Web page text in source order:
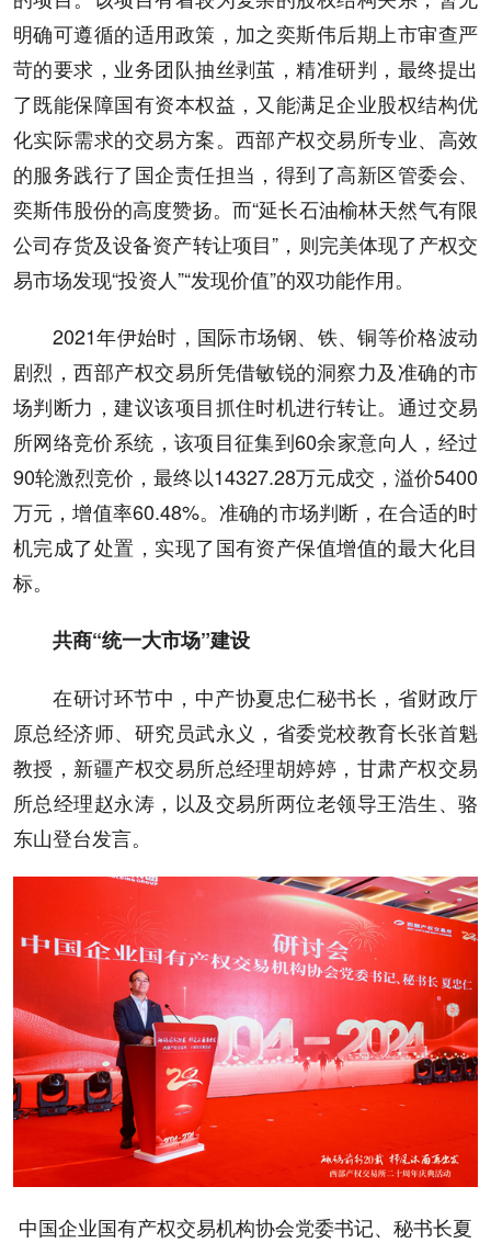
明确可遵循的适用政策，加之奕斯伟后期上市审查严
苛的要求，业务团队抽丝剥茧，精准研判，最终提出
了既能保障国有资本权益，又能满足企业股权结构优
化实际需求的交易方案。西部产权交易所专业、高效
的服务践行了国企责任担当，得到了高新区管委会、
奕斯伟股份的高度赞扬。而“延长石油榆林天然气有限
公司存货及设备资产转让项目”，则完美体现了产权交
易市场发现“投资人”“发现价值”的双功能作用。
2021年伊始时，国际市场钢、铁、铜等价格波动
剧烈，西部产权交易所凭借敏锐的洞察力及准确的市
场判断力，建议该项目抓住时机进行转让。通过交易
所网络竞价系统，该项目征集到60余家意向人，经过
90轮激烈竞价，最终以14327.28万元成交，溢价5400
万元，增值率60.48%。准确的市场判断，在合适的时
机完成了处置，实现了国有资产保值增值的最大化目
标。
共商“统一大市场”建设
在研讨环节中，中产协夏忠仁秘书长，省财政厅
原总经济师、研究员武永义，省委党校教育长张首魁
教授，新疆产权交易所总经理胡婷婷，甘肃产权交易
所总经理赵永涛，以及交易所两位老领导王浩生、骆
东山登台发言。
中国企业国有产权交易机构协会党委书记、秘书长夏